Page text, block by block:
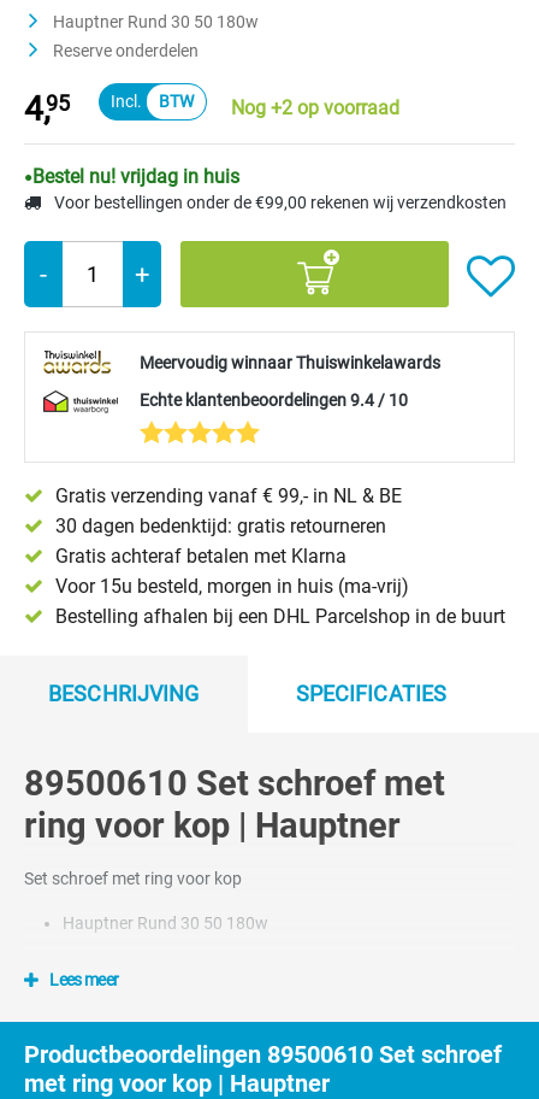
Hauptner Rund 30 50 180w
Reserve onderdelen
4,95 Nog +2 op voorraad
Bestel nu! vrijdag in huis
Voor bestellingen onder de €99,00 rekenen wij verzendkosten
- +
Meervoudig winnaar Thuiswinkelawards
Echte klantenbeoordelingen 9.4 / 10
Gratis verzending vanaf € 99,- in NL & BE
30 dagen bedenktijd: gratis retourneren
Gratis achteraf betalen met Klarna
Voor 15u besteld, morgen in huis (ma-vrij)
Bestelling afhalen bij een DHL Parcelshop in de buurt
BESCHRIJVING SPECIFICATIES
89500610 Set schroef met
ring voor kop | Hauptner
Set schroef met ring voor kop
Hauptner Rund 30 50 180w
Lees meer
Productbeoordelingen 89500610 Set schroef
met ring voor kop | Hauptner